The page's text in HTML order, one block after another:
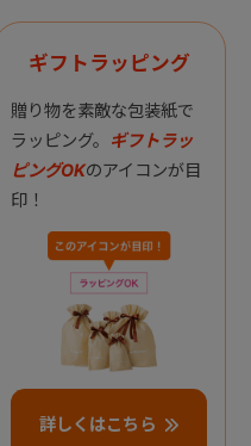
ギフトラッピング
贈り物を素敵な包装紙で
ラッピング。 ギフトラッ
ピングOKのアイコンが目
印！
詳しくはこちら